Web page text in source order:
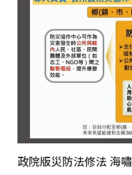
政院版災防法修法 海